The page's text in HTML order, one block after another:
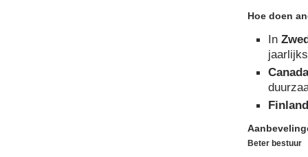
Hoe doen
In
Canada
Finland
Beter bestuur